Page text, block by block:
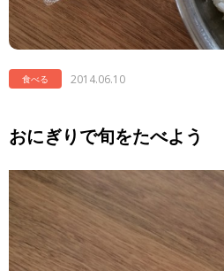
食べる 2014.06.10
おにぎりで旬をたべよう